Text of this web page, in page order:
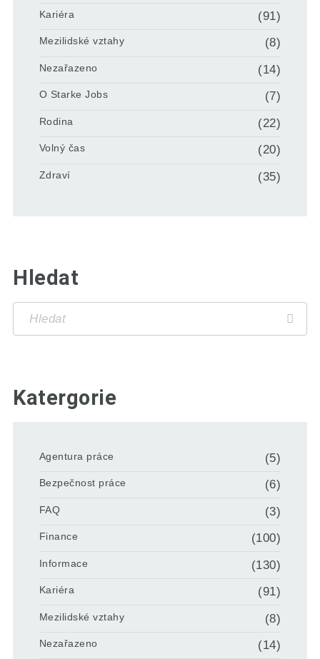
Kariéra (91)
Mezilidské vztahy (8)
Nezařazeno (14)
O Starke Jobs (7)
Rodina (22)
Volný čas (20)
Zdraví (35)
Hledat
Katergorie
Agentura práce (5)
Bezpečnost práce (6)
FAQ (3)
Finance (100)
Informace (130)
Kariéra (91)
Mezilidské vztahy (8)
Nezařazeno (14)